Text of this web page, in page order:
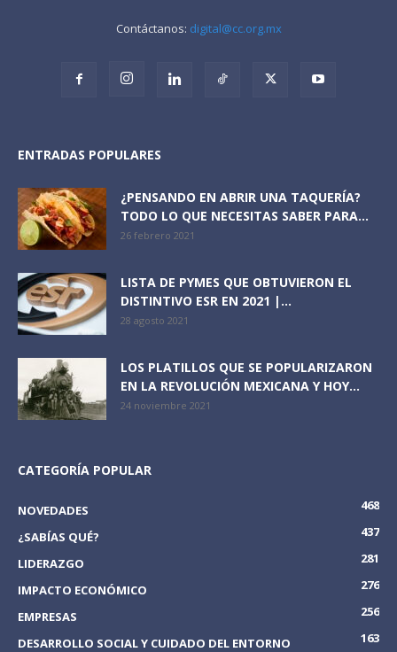
Contáctanos: digital@cc.org.mx
ENTRADAS POPULARES
¿PENSANDO EN ABRIR UNA TAQUERÍA?
TODO LO QUE NECESITAS SABER PARA...
26 febrero 2021
LISTA DE PYMES QUE OBTUVIERON EL
DISTINTIVO ESR EN 2021 |...
28 agosto 2021
LOS PLATILLOS QUE SE POPULARIZARON
EN LA REVOLUCIÓN MEXICANA Y HOY...
24 noviembre 2021
CATEGORÍA POPULAR
NOVEDADES
468
¿SABÍAS QUÉ?
437
LIDERAZGO
281
IMPACTO ECONÓMICO
276
EMPRESAS
256
DESARROLLO SOCIAL Y CUIDADO DEL ENTORNO
163